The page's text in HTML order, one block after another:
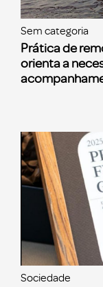
Sem categoria
Prática de
orienta a
Sociedade